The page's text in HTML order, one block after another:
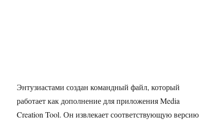
Энтузиастами создан командный файл, который
работает как дополнение для приложения Media
Creation Tool. Он извлекает соответствующую версию